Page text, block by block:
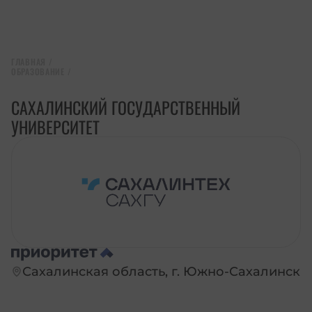
САХАЛИНСКИЙ ГОСУДАРСТВЕННЫЙ
УНИВЕРСИТЕТ
Сахалинская область, г. Южно-Сахалинск